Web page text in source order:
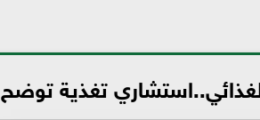
تغذية توضح